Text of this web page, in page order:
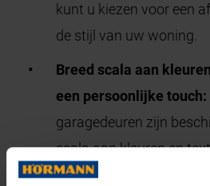
kunt u kiezen voor een
de stijl van uw woning.
Breed scala aan
een persoonlijke touch:
garagedeuren zijn
scala aan kleuren en
eenvoudig een deur